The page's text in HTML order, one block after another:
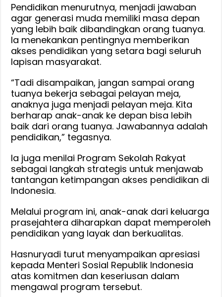
Pendidikan menurutnya, menjadi jawaban
agar generasi muda memiliki masa depan
yang lebih baik dibandingkan orang tuanya.
Ia menekankan pentingnya memberikan
akses pendidikan yang setara bagi seluruh
lapisan masyarakat.
“Tadi disampaikan, jangan sampai orang
tuanya bekerja sebagai pelayan meja,
anaknya juga menjadi pelayan meja. Kita
berharap anak-anak ke depan bisa lebih
baik dari orang tuanya. Jawabannya adalah
pendidikan,” tegasnya.
Ia juga menilai Program Sekolah Rakyat
sebagai langkah strategis untuk menjawab
tantangan ketimpangan akses pendidikan di
Indonesia.
Melalui program ini, anak-anak dari keluarga
prasejahtera diharapkan dapat memperoleh
pendidikan yang layak dan berkualitas.
Hasnuryadi turut menyampaikan apresiasi
kepada Menteri Sosial Republik Indonesia
atas komitmen dan keseriusan dalam
mengawal program tersebut.